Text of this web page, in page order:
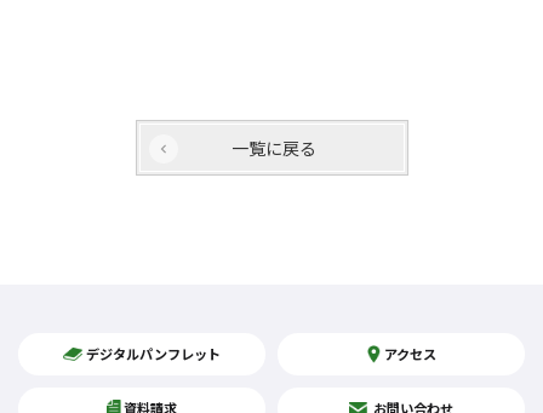
一覧に戻る
デジタルパンフレット アクセス
資料請求 お問い合わせ